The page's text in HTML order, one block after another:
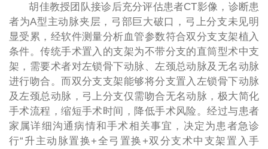
胡佳教授团队接诊后充分评估患者CT影像，诊断患
者为A型主动脉夹层，弓部巨大破口，弓上分支未见明
显受累，经软件测量分析血管参数符合双分支支架植入
条件。传统手术置入的支架为不带分支的直筒型术中支
架，需要术者对左锁骨下动脉、左颈总动脉及无名动脉
进行吻合。而双分支支架能够将分支置入左锁骨下动脉
及左颈总动脉，弓上分支仅需吻合无名动脉，极大简化
手术流程，缩短手术时间，降低手术风险。经过与患者
家属详细沟通病情和手术相关事宜，决定为患者急诊
行“升主动脉置换+全弓置换+双分支术中支架置入手